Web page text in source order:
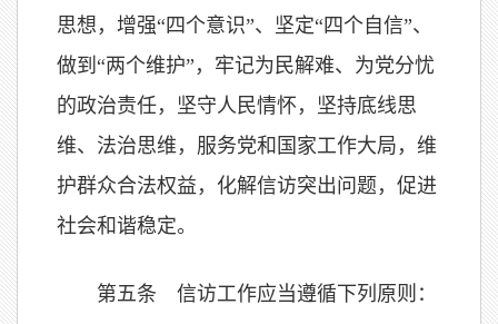
思想，增强“四个意识”、坚定“四个自信”、
做到“两个维护”，牢记为民解难、为党分忧
的政治责任，坚守人民情怀，坚持底线思
维、法治思维，服务党和国家工作大局，维
护群众合法权益，化解信访突出问题，促进
社会和谐稳定。
第五条 信访工作应当遵循下列原则：